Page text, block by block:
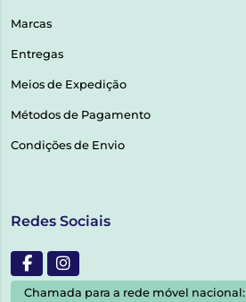
Marcas
Entregas
Meios de Expedição
Métodos de Pagamento
Condições de Envio
Redes Sociais
Chamada para a rede móvel nacional: